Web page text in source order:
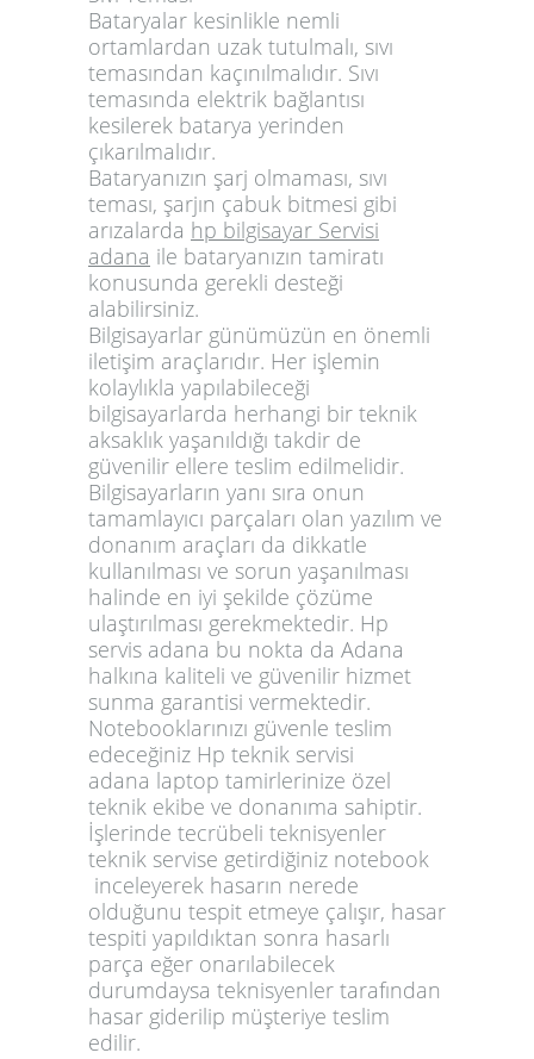
Bataryalar kesinlikle nemli
ortamlardan uzak tutulmalı, sıvı
temasından kaçınılmalıdır. Sıvı
temasında elektrik bağlantısı
kesilerek batarya yerinden
çıkarılmalıdır.
Bataryanızın şarj olmaması, sıvı
teması, şarjın çabuk bitmesi gibi
arızalarda hp bilgisayar Servisi
adana ile bataryanızın tamiratı
konusunda gerekli desteği
alabilirsiniz.
Bilgisayarlar günümüzün en önemli
iletişim araçlarıdır. Her işlemin
kolaylıkla yapılabileceği
bilgisayarlarda herhangi bir teknik
aksaklık yaşanıldığı takdir de
güvenilir ellere teslim edilmelidir.
Bilgisayarların yanı sıra onun
tamamlayıcı parçaları olan yazılım ve
donanım araçları da dikkatle
kullanılması ve sorun yaşanılması
halinde en iyi şekilde çözüme
ulaştırılması gerekmektedir. Hp
servis adana bu nokta da Adana
halkına kaliteli ve güvenilir hizmet
sunma garantisi vermektedir.
Notebooklarınızı güvenle teslim
edeceğiniz Hp teknik servisi
adana laptop tamirlerinize özel
teknik ekibe ve donanıma sahiptir.
İşlerinde tecrübeli teknisyenler
teknik servise getirdiğiniz notebook
inceleyerek hasarın nerede
olduğunu tespit etmeye çalışır, hasar
tespiti yapıldıktan sonra hasarlı
parça eğer onarılabilecek
durumdaysa teknisyenler tarafından
hasar giderilip müşteriye teslim
edilir.